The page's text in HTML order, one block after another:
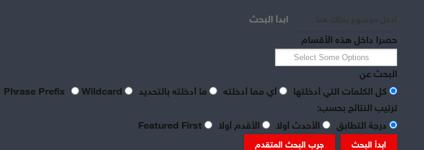
ابدأ البحث
حصرا داخل هذه الأقسام
البحث عن
كل الكلمات التي أدخلتها
أي مما أدخلته ما أدخلته بالتحديد
Wildcard
ترتيب النتائج بحسب:
درجة التطابق
الأحدث أولا الأقدم أولا
ابدأ البحث جرب البحث المتقدم
تعقيبٌ عمالي على طروحات
الصناعي نور الدين سمحا حول